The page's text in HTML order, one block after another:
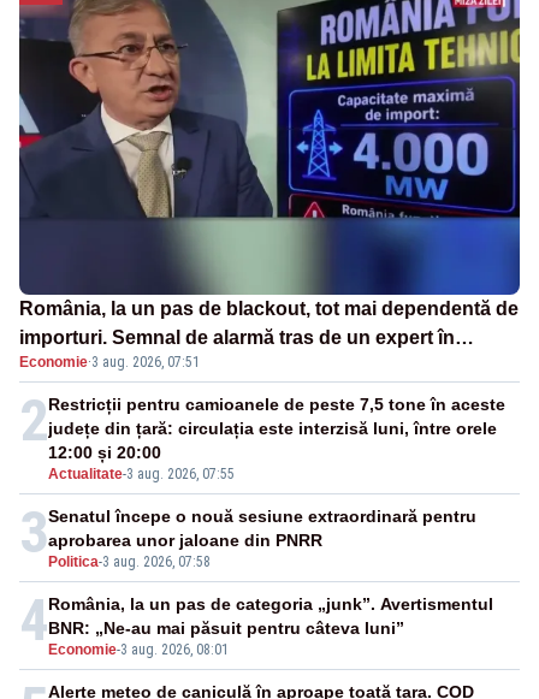
România, la un pas de blackout, tot mai dependentă de
importuri. Semnal de alarmă tras de un expert în
energie
Economie·3 aug. 2026, 07:51
2
Actualitate-3 aug. 2026, 07:55
Restricții pentru camioanele de peste 7,5 tone în aceste
județe din țară: circulația este interzisă luni, între orele
12:00 și 20:00
3 Politica-3 aug. 2026, 07:58
Senatul începe o nouă sesiune extraordinară pentru
aprobarea unor jaloane din PNRR
4 Economie-3 aug. 2026, 08:01
România, la un pas de categoria „junk”. Avertismentul
BNR: „Ne-au mai păsuit pentru câteva luni”
Alerte meteo de caniculă în aproape toată țara. COD